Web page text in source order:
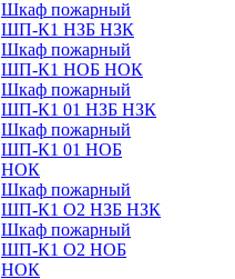
Шкаф пожарный
ШП-К1 НЗБ НЗК
Шкаф пожарный
ШП-К1 НОБ НОК
Шкаф пожарный
ШП-К1 01 НЗБ НЗК
Шкаф пожарный
ШП-К1 01 НОБ
НОК
Шкаф пожарный
ШП-К1 О2 НЗБ НЗК
Шкаф пожарный
ШП-К1 О2 НОБ
НОК